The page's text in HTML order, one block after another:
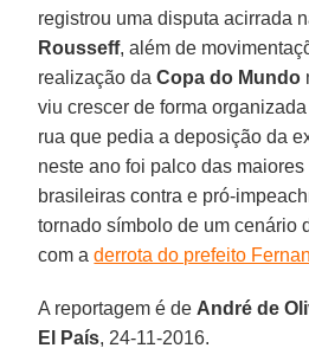
registrou uma disputa acirrada
Rousseff, além de
realização da Copa do Mundo
viu crescer de forma
rua que pedia a deposição da
neste ano foi palco das
brasileiras contra e pró-
tornado símbolo de um cenário
com aderrota do prefeito
A reportagem é de André de
El País, 24-11-2016.